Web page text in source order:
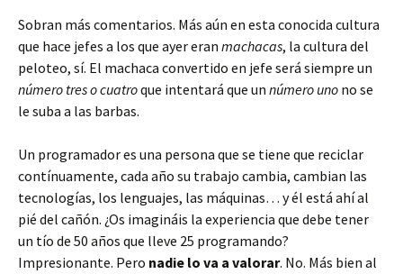
Sobran más comentarios. Más aún en esta conocida cultura
que hace jefes a los que ayer eran machacas, la cultura del
peloteo, sí. El machaca convertido en jefe será siempre un
número tres o cuatroque intentará que un número uno no se
le suba a las barbas.
Un programador es una persona que se tiene que reciclar
contínuamente, cada año su trabajo cambia, cambian las
tecnologías, los lenguajes, las máquinas… y él está ahí al
pié del cañón. ¿Os imagináis la experiencia que debe tener
un tío de 50 años que lleve 25 programando?
Impresionante. Pero nadie lo va a valorar. No. Más bien al